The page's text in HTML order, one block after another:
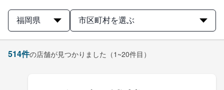
福岡県 市区町村を選ぶ
514件の店舗が見つかりました （1~20件目）